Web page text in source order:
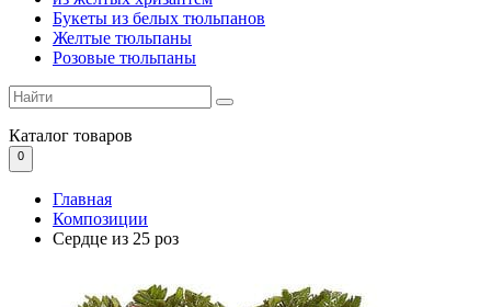
Букеты из белых тюльпанов
Желтые тюльпаны
Розовые тюльпаны
Каталог товаров
0
Главная
Композиции
Сердце из 25 роз